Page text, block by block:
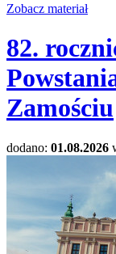
Zobacz materiał
82.
Zamościu
dodano: 01.08.2026